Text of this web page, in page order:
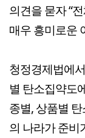
의견을 묻자 “
매우 흥미로운
청정경제법에
별 탄소집약도
종별, 상품별
의 나라가 준비